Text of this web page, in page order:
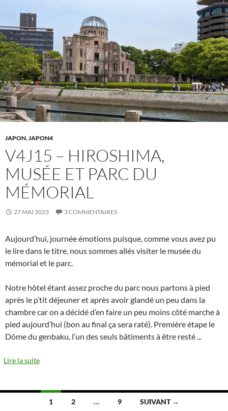
JAPON,JAPON4
V4J15 – HIROSHIMA,
MUSÉE ET PARC DU
MÉMORIAL
27 MAI 2023 3 COMMENTAIRES
Aujourd’hui, journée émotions puisque, comme vous avez pu
le lire dans le titre, nous sommes allés visiter le musée du
mémorial et le parc.
Notre hôtel étant assez proche du parc nous partons à pied
après le p’tit déjeuner et après avoir glandé un peu dans la
chambre car on a décidé d’en faire un peu moins côté marche à
pied aujourd’hui (bon au final ça sera raté). Première étape le
Dôme du genbaku, l’un des seuls bâtiments à être resté
Lire la suite
Navigation
1 2 … 9 SUIVANT →